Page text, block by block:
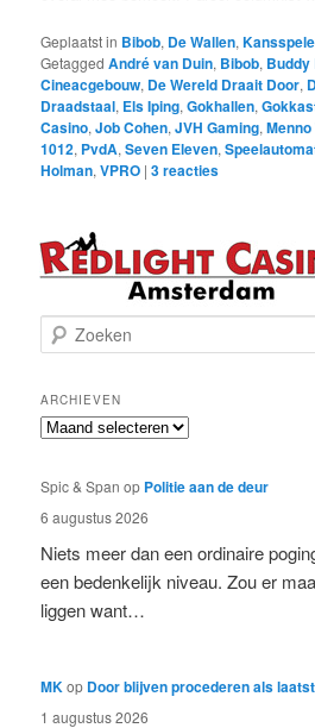
Geplaatst in Bibob, De Wallen,
Getagged André van Duin, Bibob, Buddy
Cineacgebouw, De Wereld Draait Door,
Draadstaal, Els Iping,Gokhallen,
Casino,Job Cohen,JVH Gaming,
1012, PvdA,Seven Eleven,
Holman,VPRO |3reacties
o
k
e
n
ARCHIEVEN
Archieven
Spic & Span op Politie aan de deur
6 augustus 2026
Niets meer dan een ordinaire
een bedenkelijk niveau. Zou er
liggen want…
MKop Door blijven procederen als
1 augustus 2026